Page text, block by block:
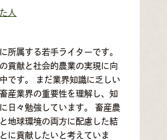
人
所属する若手ライターです。
貢献と社会的農業の実現に向
です。 まだ業界知識に乏しい
産業界の重要性を理解し、知
日々勉強しています。 畜産農
地球環境の両方に配慮した結
に貢献したいと考えていま